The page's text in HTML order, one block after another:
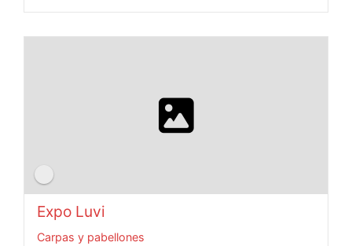
Expo Luvi
Carpas y pabellones